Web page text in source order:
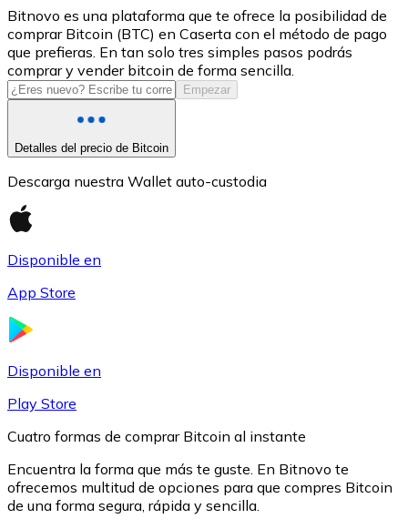
USD Coin
USDC
Bitnovo es una plataforma que te ofrece la posibilidad de
comprar Bitcoin (BTC) en Caserta con el método de pago
que prefieras. En tan solo tres simples pasos podrás
comprar y vender bitcoin de forma sencilla.
Empezar
Detalles del precio de Bitcoin
Descarga nuestra Wallet auto-custodia
Disponible en
App Store
Disponible en
Play Store
Cuatro formas de comprar Bitcoin al instante
Encuentra la forma que más te guste. En Bitnovo te
ofrecemos multitud de opciones para que compres Bitcoin
de una forma segura, rápida y sencilla.